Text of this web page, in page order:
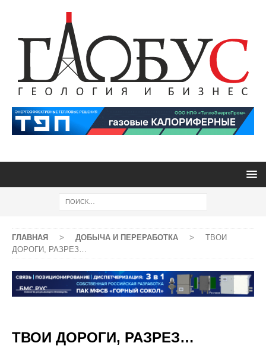
ГЛАВНАЯ > ДОБЫЧА И ПЕРЕРАБОТКА >
ТВОИ
ДОРОГИ, РАЗРЕЗ…
ТВОИ ДОРОГИ, РАЗРЕЗ…